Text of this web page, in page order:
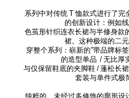
系列中对传统 T 恤款式进行了
的创新设计：例如
色茧形针织连衣长裙与半修身款
裙。这种极端的二
穿整个系列：崭新的“带品牌标
的造型单品  / 无比厚
与仅保留鞋底的夹脚鞋 / 蓬松长
套装与单件式极
纯粹的、未经过多修饰的廓形设